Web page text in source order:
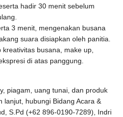
hadir 30 menit sebelum
3 menit, mengenakan busana
suara disiapkan oleh panitia.
busana, make up,
di atas panggung.
piagam, uang tunai, dan produk
lanjut, hubungi Bidang Acara &
S.Pd (+62 896-0190-7289), Indri